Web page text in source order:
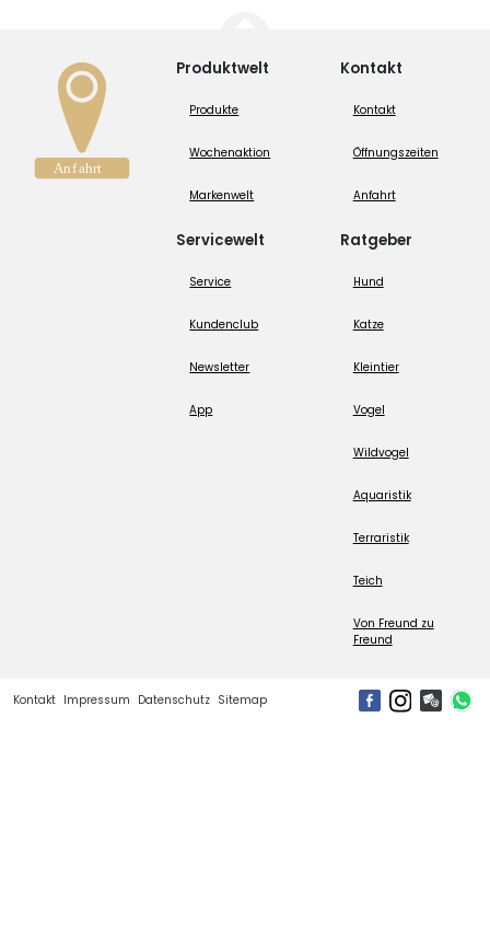
Produktwelt
Produkte
Wochenaktion
Markenwelt
Servicewelt
Service
Kundenclub
Newsletter
App
Kontakt
Kontakt
Öffnungszeiten
Anfahrt
Ratgeber
Hund
Katze
Kleintier
Vogel
Wildvogel
Aquaristik
Terraristik
Teich
Von Freund zu
Freund
Kontakt Impressum Datenschutz Sitemap